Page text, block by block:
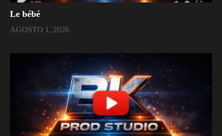
Le bébé
AGOSTO 1, 2026